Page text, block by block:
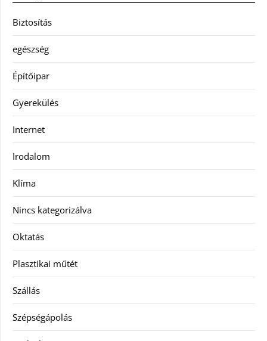
Biztosítás
egészség
Építőipar
Gyerekülés
Internet
Irodalom
Klíma
Nincs kategorizálva
Oktatás
Plasztikai műtét
Szállás
Szépségápolás